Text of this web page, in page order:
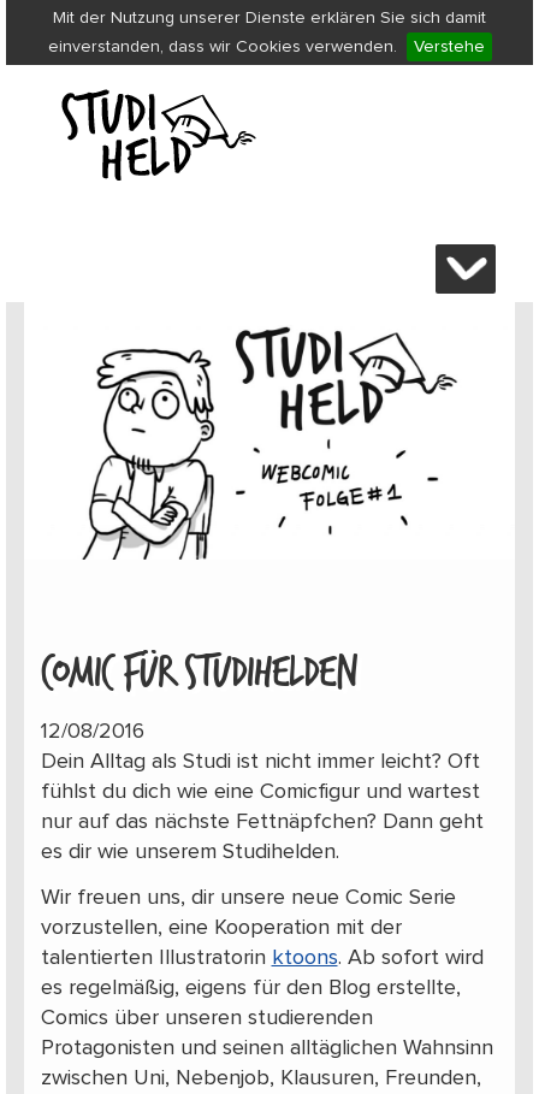
Mit der Nutzung unserer Dienste erklären Sie sich damit
einverstanden, dass wir Cookies verwenden.
Verstehe
COMIC FÜR STUDIHELDEN
12/08/2016
Dein Alltag als Studi ist nicht immer leicht? Oft
fühlst du dich wie eine Comicfigur und wartest
nur auf das nächste Fettnäpfchen? Dann geht
es dir wie unserem Studihelden.
Wir freuen uns, dir unsere neue Comic Serie
vorzustellen, eine Kooperation mit der
talentierten Illustratorin ktoons. Ab sofort wird
es regelmäßig, eigens für den Blog erstellte,
Comics über unseren studierenden
Protagonisten und seinen alltäglichen Wahnsinn
zwischen Uni, Nebenjob, Klausuren, Freunden,